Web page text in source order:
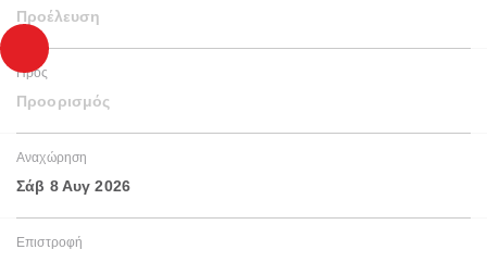
Προέλευση
Προς
Προορισμός
Αναχώρηση
Σάβ 8 Αυγ 2026
Επιστροφή